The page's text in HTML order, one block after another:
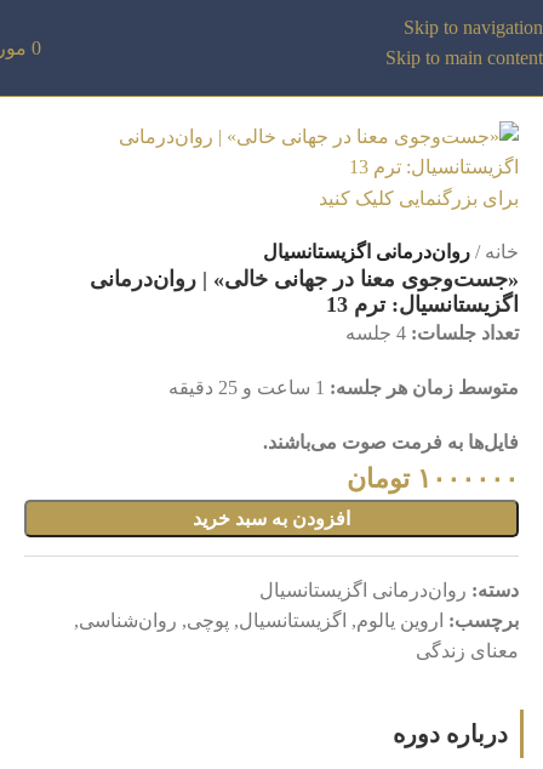
Skip to navigation
Skip to main content
0
برای بزرگنمایی کلیک کنید
خانه روان‌درمانی اگزیستانسیال
«جست‌وجوی معنا در جهانی خالی» | روان‌درمانی
اگزیستانسیال: ترم 13
تعداد جلسات:
متوسط زمان هر جلسه:
فایل‌ها به فرمت صوت می‌باشند.
۱۰۰۰۰۰۰ تومان
افزودن به سبد خرید
دسته: روان‌درمانی اگزیستانسیال
برچسب: اروین یالوم, اگزیستانسیال, پوچی, روان‌شناسی,
معنای زندگی
درباره دوره